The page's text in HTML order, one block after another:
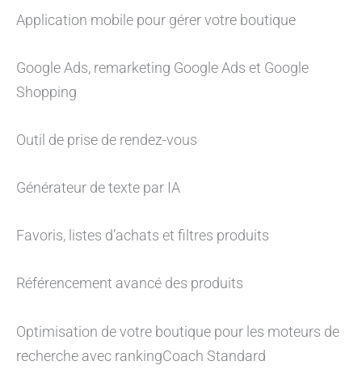
Application mobile pour gérer votre boutique
Google Ads, remarketing Google Ads et Google
Shopping
Outil de prise de rendez-vous
Générateur de texte par IA
Favoris, listes d’achats et filtres produits
Référencement avancé des produits
Optimisation de votre boutique pour les moteurs de
recherche avec rankingCoach Standard